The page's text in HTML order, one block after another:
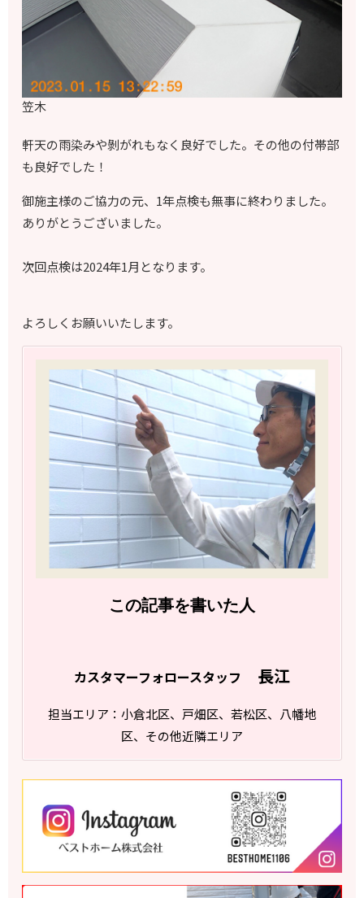
笠木
軒天の雨染みや剝がれもなく良好でした。その他の付帯部
も良好でした！
御施主様のご協力の元、1年点検も無事に終わりました。
ありがとうございました。
次回点検は2024年1月となります。
よろしくお願いいたします。
この記事を書いた人
カスタマーフォロースタッフ 長江
担当エリア：小倉北区、戸畑区、若松区、八幡地
区、その他近隣エリア